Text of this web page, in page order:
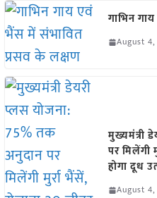
गाभिन
August
मुख्यमंत्री
पर मिलेंगी
होगा दूध
August